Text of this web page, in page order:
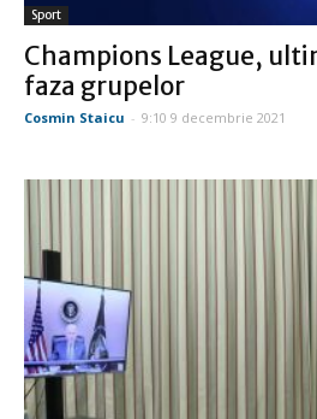
Sport
Champions League,
faza grupelor
Cosmin Staicu - 9:10 9 decembrie 2021